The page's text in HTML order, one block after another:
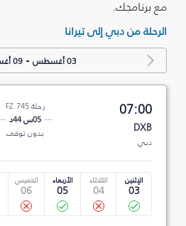
مع برنامجك.
الرحلة من دبي إلى تيرانا
03 أغسطس -09 أغسطس
07:00
DXB
دبي
رحلة FZ 745
05س 44د
بدون توقف
الإثنين
03
الثلاثاء
04
الأربعاء
05
الخميس
06